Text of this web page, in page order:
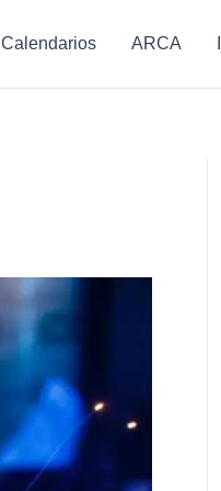
Calendarios ARCA